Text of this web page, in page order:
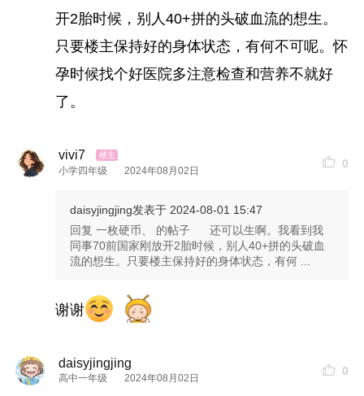
开2胎时候，别人40+拼的头破血流的想生。
只要楼主保持好的身体状态，有何不可呢。怀
孕时候找个好医院多注意检查和营养不就好
了。
vivi7
小学四年级 2024年08月02日
0
daisyjingjing发表于 2024-08-01 15:47
回复 一枚硬币、 的帖子 还可以生啊。我看到我
同事70前国家刚放开2胎时候，别人40+拼的头破血
流的想生。只要楼主保持好的身体状态，有何 ...
谢谢
daisyjingjing
高中一年级 2024年08月02日
0